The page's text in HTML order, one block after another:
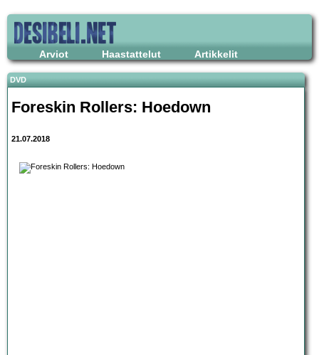
Arviot Haastattelut Artikkelit
DVD
Foreskin Rollers: Hoedown
21.07.2018